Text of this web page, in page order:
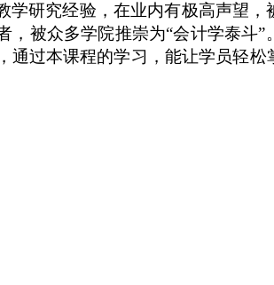
学研究经验，在业内有极高声望
，被众多学院推崇为“会计学泰斗
通过本课程的学习，能让学员轻